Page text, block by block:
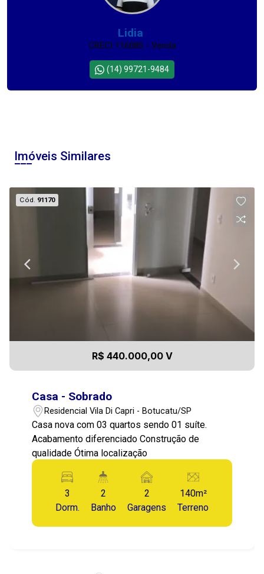
Lidia
CRECI 116085 - Venda
(14) 99721-9484
Imóveis Similares
Cód. 91170
R$ 440.000,00 V
Casa - Sobrado
Residencial Vila Di Capri - Botucatu/SP
Casa nova com 03 quartos sendo 01 suíte.
Acabamento diferenciado Construção de
qualidade Ótima localização
3
Dorm.
2
Banho
2
Garagens
140m²
Terreno